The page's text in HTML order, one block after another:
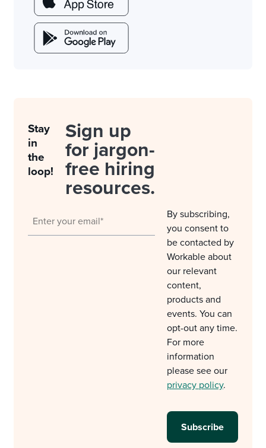
Stay
in
the
loop!
Sign up
for jargon-
free hiring
resources.
By subscribing,
you consent to
be contacted by
Workable about
our relevant
content,
products and
events. You can
opt-out any time.
For more
information
please see our
privacy policy.